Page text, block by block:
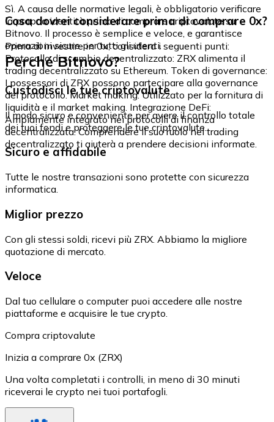
Sì. A causa delle normative legali, è obbligatorio verificare
la propria identità prima di comprare criptovalute su
Bitnovo. Il processo è semplice e veloce, e garantisce
operazioni sicure per tutti gli utenti.
Cosa dovrei considerare prima di comprare 0x?
Prima di investire in 0x, considera i seguenti punti:
Protocollo di scambio decentralizzato: ZRX alimenta il
trading decentralizzato su Ethereum. Token di governance:
I possessori di ZRX possono partecipare alla governance
del protocollo. Market making: Utilizzato per la fornitura di
liquidità e il market making. Integrazione DeFi:
Ampiamente integrato nei protocolli di finanza
decentralizzata. Comprendere il suo ruolo nel trading
decentralizzato ti aiuterà a prendere decisioni informate.
Perché Bitnovo?
Custodisci le tue criptovalute
Il modo sicuro e conveniente per avere il controllo totale
dei tuoi fondi e proteggere le tue criptovalute.
Sicuro e affidabile
Tutte le nostre transazioni sono protette con sicurezza
informatica.
Miglior prezzo
Con gli stessi soldi, ricevi più ZRX. Abbiamo la migliore
quotazione di mercato.
Veloce
Dal tuo cellulare o computer puoi accedere alle nostre
piattaforme e acquisire le tue crypto.
Compra criptovalute
Inizia a comprare 0x (ZRX)
Una volta completati i controlli, in meno di 30 minuti
riceverai le crypto nei tuoi portafogli.